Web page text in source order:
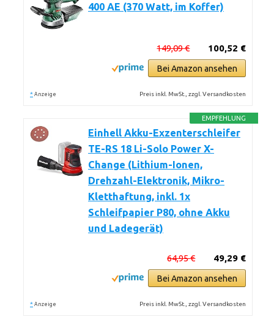
400 AE (370 Watt, im Koffer)
100,52 €
149,09 €
Bei Amazon ansehen
* Anzeige Preis inkl. MwSt., zzgl. Versandkosten
EMPFEHLUNG
Einhell Akku-Exzenterschleifer
TE-RS 18 Li-Solo Power X-
Change (Lithium-Ionen,
Drehzahl-Elektronik, Mikro-
Kletthaftung, inkl. 1x
Schleifpapier P80, ohne Akku
und Ladegerät)
49,29 €
64,95 €
Bei Amazon ansehen
* Anzeige Preis inkl. MwSt., zzgl. Versandkosten